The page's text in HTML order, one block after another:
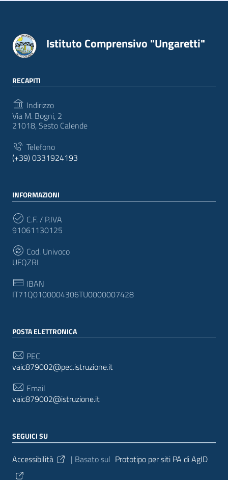
Istituto Comprensivo "Ungaretti"
RECAPITI
Indirizzo
Via M. Bogni, 2
21018, Sesto Calende
Telefono
(+39) 0331924193
INFORMAZIONI
C.F. / P.IVA
91061130125
Cod. Univoco
UFQZRI
IBAN
IT71Q0100004306TU0000007428
POSTA ELETTRONICA
PEC
vaic879002@pec.istruzione.it
Email
vaic879002@istruzione.it
SEGUICI SU
Sezione Link Utili
Accessibilità | Basato sul Prototipo per siti PA di AgID